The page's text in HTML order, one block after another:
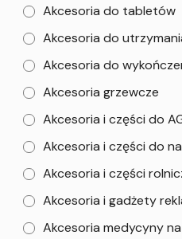
Akcesoria do tabletów
Akcesoria do
Akcesoria do
Akcesoria grzewcze
Akcesoria i części do
Akcesoria i części do
Akcesoria i części
Akcesoria i gadżety
Akcesoria medycyny